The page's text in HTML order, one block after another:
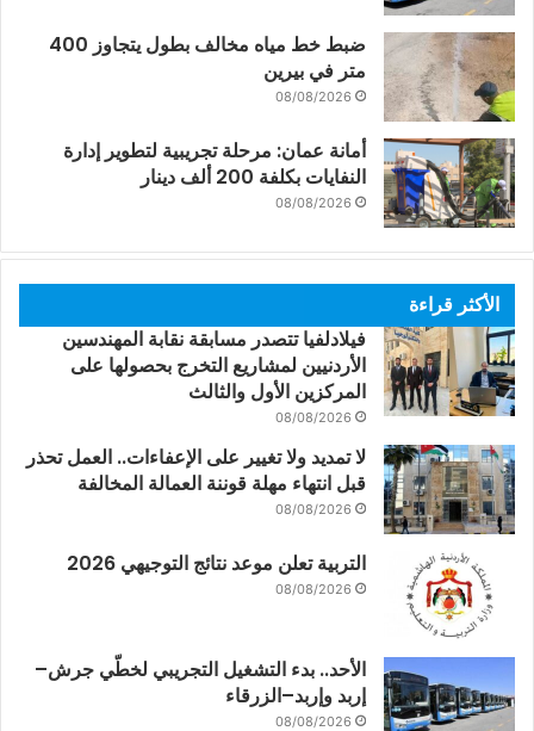
ضبط خط مياه مخالف بطول يتجاوز 400
متر في بيرين
08/08/2026
أمانة عمان: مرحلة تجريبية لتطوير إدارة
النفايات بكلفة 200 ألف دينار
08/08/2026
الأكثر قراءة
فيلادلفيا تتصدر مسابقة نقابة المهندسين
الأردنيين لمشاريع التخرج بحصولها على
المركزين الأول والثالث
08/08/2026
لا تمديد ولا تغيير على الإعفاءات.. العمل تحذر
قبل انتهاء مهلة قوننة العمالة المخالفة
08/08/2026
التربية تعلن موعد نتائج التوجيهي 2026
08/08/2026
الأحد.. بدء التشغيل التجريبي لخطّي جرش–
إربد وإربد–الزرقاء
08/08/2026